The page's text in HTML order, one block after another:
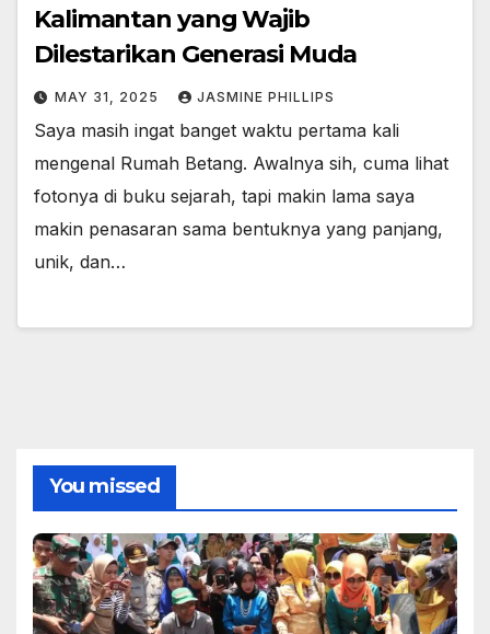
Kalimantan yang Wajib
Dilestarikan Generasi Muda
MAY 31, 2025 JASMINE PHILLIPS
Saya masih ingat banget waktu pertama kali
mengenal Rumah Betang. Awalnya sih, cuma lihat
fotonya di buku sejarah, tapi makin lama saya
makin penasaran sama bentuknya yang panjang,
unik, dan…
You missed